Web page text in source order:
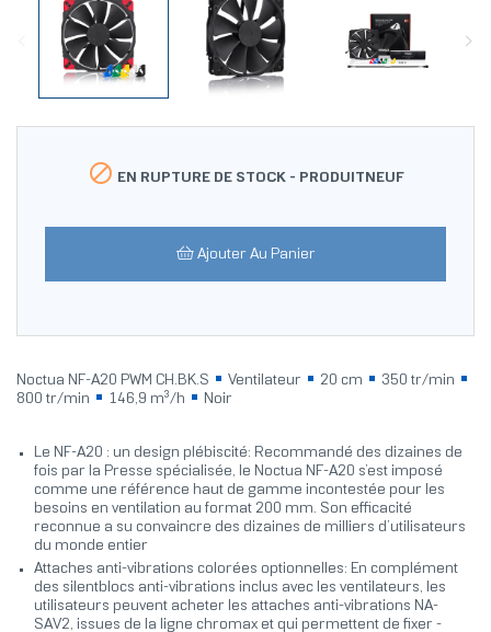
 EN RUPTURE DE STOCK - PRODUITNEUF
Ajouter Au Panier
Noctua NF-A20 PWM CH.BK.S Ventilateur 20 cm
350 tr/min
800 tr/min
146,9 m³/h Noir
Le NF-A20 : un design plébiscité: Recommandé des dizaines de
fois par la Presse spécialisée, le Noctua NF-A20 s’est imposé
comme une référence haut de gamme incontestée pour les
besoins en ventilation au format 200 mm. Son efficacité
reconnue a su convaincre des dizaines de milliers d’utilisateurs
du monde entier
Attaches anti-vibrations colorées optionnelles: En complément
des silentblocs anti-vibrations inclus avec les ventilateurs, les
utilisateurs peuvent acheter les attaches anti-vibrations NA-
SAV2, issues de la ligne chromax et qui permettent de fixer -